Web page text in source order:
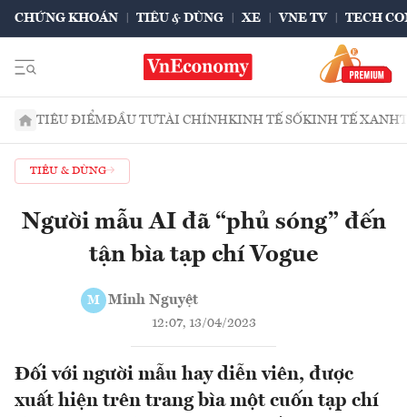
CHỨNG KHOÁN TIÊU & DÙNG XE VNE TV TECH
TIÊU ĐIỂMĐẦU TƯTÀI CHÍNHKINH TẾ SỐKINH TẾ XANH
TIÊU & DÙNG
Người mẫu AI đã “phủ sóng” đến
tận bìa tạp chí Vogue
M Minh Nguyệt
12:07, 13/04/2023
Đối với người mẫu hay diễn viên, được
xuất hiện trên trang bìa một cuốn tạp chí